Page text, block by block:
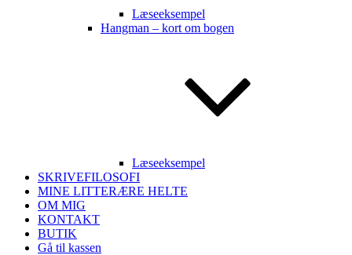
Læseeksempel
Hangman – kort om bogen
Læseeksempel
SKRIVEFILOSOFI
MINE LITTERÆRE HELTE
OM MIG
KONTAKT
BUTIK
Gå til kassen